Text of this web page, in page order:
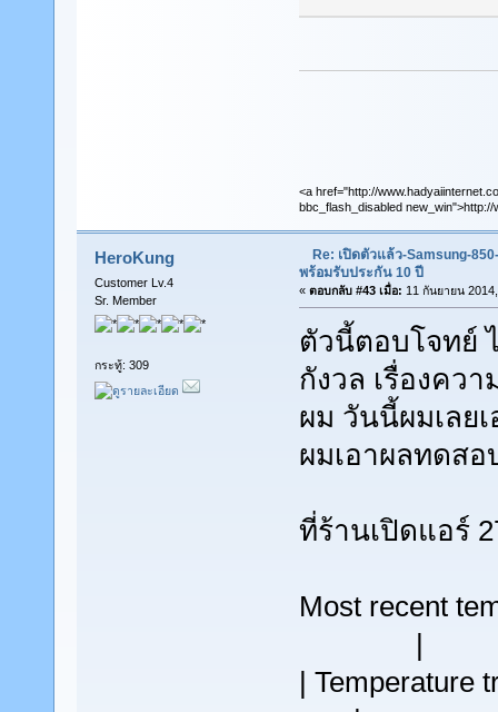
<a href="http://
bbc_flash_disabled
HeroKung
Customer Lv.4
Sr. Member
กระทู้: 309
Re: เปิดตัวแล้ว-Samsung-
พร้อมรับประกัน 10 ปี
« ตอบกลับ #43 เมื่อ: 11 กันยายน
ตัวนี้ตอบโจทย์
กังวล เรื่องคว
ผม วันนี้ผมเลย
ผมเอาผลทดสอ
ที่ร้านเปิดแอร์
Most recent
|
|